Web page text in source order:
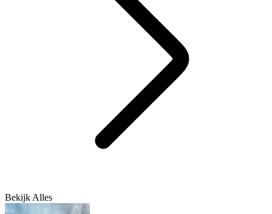
Bekijk Alles